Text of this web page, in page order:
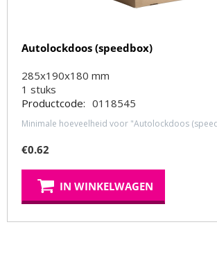
Autolockdoos (speedbox)
285x190x180 mm
1 stuks
Productcode: 0118545
Minimale hoeveelheid voor "Autolockdoos
€0.62
IN WINKELWAGEN